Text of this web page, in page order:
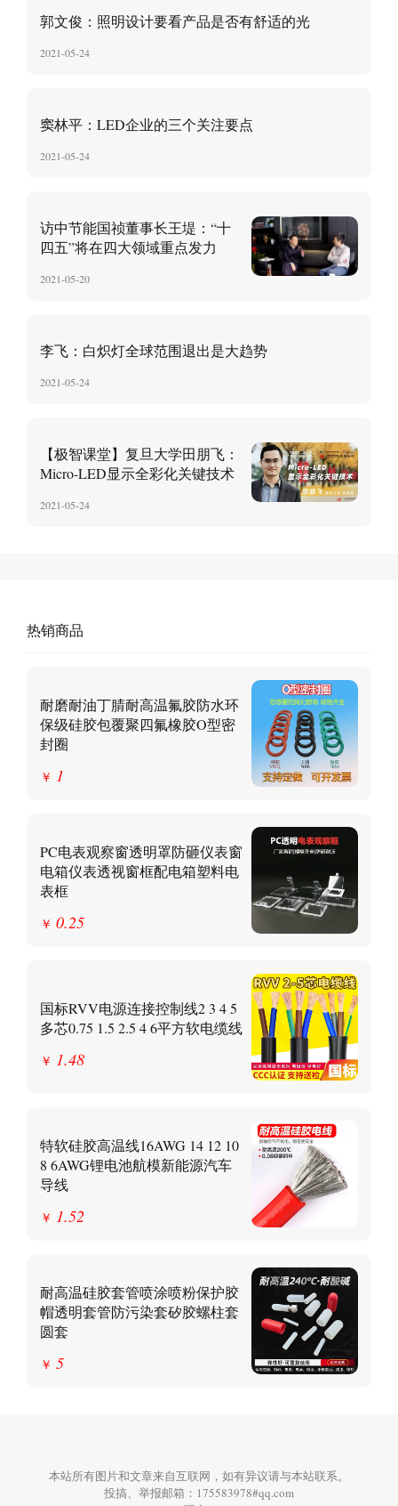
郭文俊：照明设计要看产品是否有舒适的光
2021-05-24
窦林平：LED企业的三个关注要点
2021-05-24
访中节能国祯董事长王堤：“十
四五”将在四大领域重点发力
2021-05-20
李飞：白炽灯全球范围退出是大趋势
2021-05-24
【极智课堂】复旦大学田朋飞：
Micro-LED显示全彩化关键技术
2021-05-24
热销商品
耐磨耐油丁腈耐高温氟胶防水环
保级硅胶包覆聚四氟橡胶O型密
封圈
￥ 1
PC电表观察窗透明罩防砸仪表窗
电箱仪表透视窗框配电箱塑料电
表框
￥ 0.25
国标RVV电源连接控制线2 3 4 5
多芯0.75 1.5 2.5 4 6平方软电缆线
￥ 1.48
特软硅胶高温线16AWG 14 12 10
8 6AWG锂电池航模新能源汽车
导线
￥ 1.52
耐高温硅胶套管喷涂喷粉保护胶
帽透明套管防污染套矽胶螺柱套
圆套
￥ 5
本站所有图片和文章来自互联网，如有异议请与本站联系。
投搞、举报邮箱：175583978#qq.com